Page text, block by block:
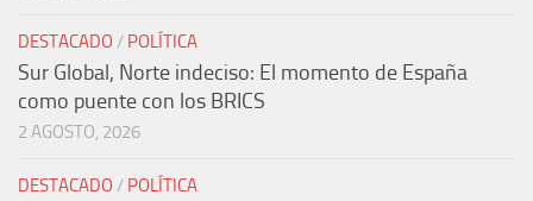
DESTACADO / POLÍTICA
Sur Global, Norte indeciso: El momento de España
como puente con los BRICS
2 AGOSTO, 2026
DESTACADO / POLÍTICA